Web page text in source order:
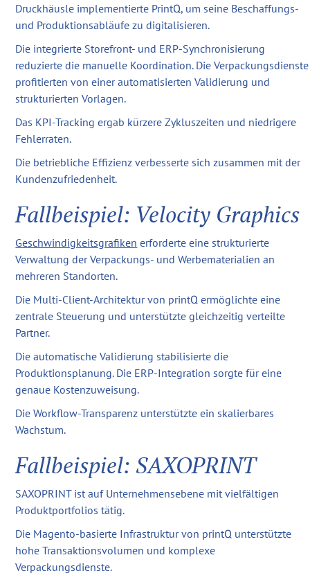
Druckhäusle implementierte PrintQ, um seine Beschaffungs-
und Produktionsabläufe zu digitalisieren.
Die integrierte Storefront- und ERP-Synchronisierung
reduzierte die manuelle Koordination. Die Verpackungsdienste
profitierten von einer automatisierten Validierung und
strukturierten Vorlagen.
Das KPI-Tracking ergab kürzere Zykluszeiten und niedrigere
Fehlerraten.
Die betriebliche Effizienz verbesserte sich zusammen mit der
Kundenzufriedenheit.
Fallbeispiel: Velocity Graphics
Geschwindigkeitsgrafiken erforderte eine strukturierte
Verwaltung der Verpackungs- und Werbematerialien an
mehreren Standorten.
Die Multi-Client-Architektur von printQ ermöglichte eine
zentrale Steuerung und unterstützte gleichzeitig verteilte
Partner.
Die automatische Validierung stabilisierte die
Produktionsplanung. Die ERP-Integration sorgte für eine
genaue Kostenzuweisung.
Die Workflow-Transparenz unterstützte ein skalierbares
Wachstum.
Fallbeispiel: SAXOPRINT
SAXOPRINT ist auf Unternehmensebene mit vielfältigen
Produktportfolios tätig.
Die Magento-basierte Infrastruktur von printQ unterstützte
hohe Transaktionsvolumen und komplexe
Verpackungsdienste.